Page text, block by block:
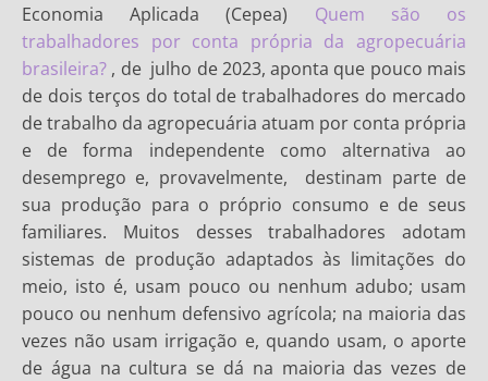
Economia Aplicada (Cepea) Quem são os
trabalhadores por conta própria da agropecuária
brasileira? , de julho de 2023, aponta que pouco mais
de dois terços do total de trabalhadores do mercado
de trabalho da agropecuária atuam por conta própria
e de forma independente como alternativa ao
desemprego e, provavelmente, destinam parte de
sua produção para o próprio consumo e de seus
familiares. Muitos desses trabalhadores adotam
sistemas de produção adaptados às limitações do
meio, isto é, usam pouco ou nenhum adubo; usam
pouco ou nenhum defensivo agrícola; na maioria das
vezes não usam irrigação e, quando usam, o aporte
de água na cultura se dá na maioria das vezes de